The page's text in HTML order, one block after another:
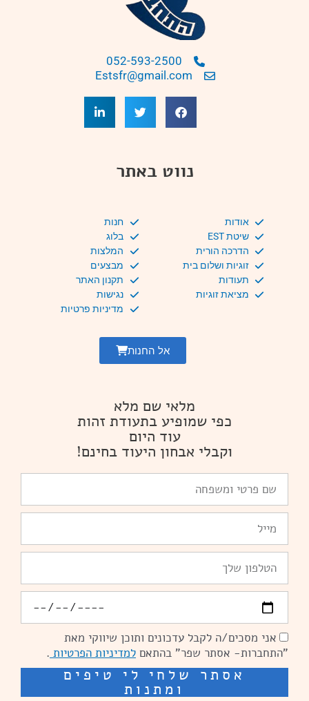
052-593-2500
Estsfr@gmail.com
נווט באתר
אודות
שיטת EST
הדרכה הורית
זוגיות ושלום בית
תעודות
מציאת זוגיות
חנות
בלוג
המלצות
מבצעים
תקנון האתר
נגישות
מדיניות פרטיות
אל החנות
מלאי שם מלא
כפי שמופיע בתעודת זהות
עוד היום
וקבלי אבחון היעוד בחינם!
פרטי
ומשפחה
הסכמהאני מסכים/ה לקבל עדכונים ותוכן שיווקי מאת
"התחברות- אסתר שפר" בהתאם למדיניות הפרטיות .
אסתר שלחי לי טיפים
ומתנות